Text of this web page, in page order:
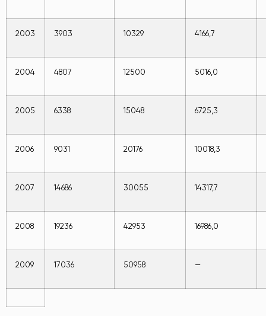
2003 3903 10329 4166,7
2004 4807 12500 5016,0
2005 6338 15048 6725,3
2006 9031 20176 10018,3
2007 14686 30055 14317,7
2008 19236 42953 16986,0
2009 17036 50958 —